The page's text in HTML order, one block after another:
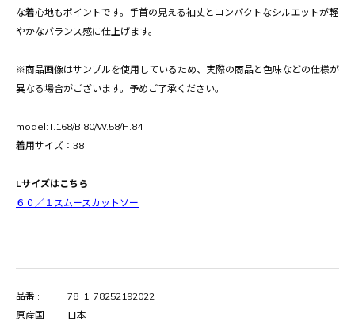
な着心地もポイントです。手首の見える袖丈とコンパクトなシルエットが軽
やかなバランス感に仕上げます。
※商品画像はサンプルを使用しているため、実際の商品と色味などの仕様が
異なる場合がございます。予めご了承ください。
model:T.168/B.80/W.58/H.84
着用サイズ：38
Lサイズはこちら
６０／１スムースカットソー
品番 :
78_1_78252192022
原産国 :
日本